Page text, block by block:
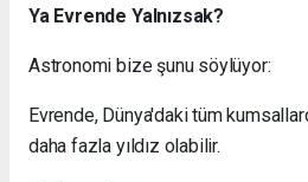
Ya Evrende Yalnızsak?
Astronomi bize şunu söylüyor:
Evrende, Dünya'daki tüm
daha fazla yıldız olabilir.